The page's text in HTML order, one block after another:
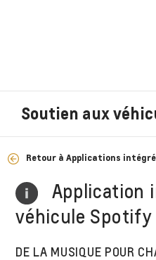
Soutien aux
Retour à Applications
Application
véhicule Spotify
DE LA MUSIQUE POUR